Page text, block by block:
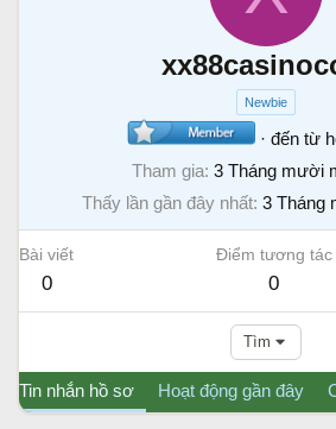
Newbie
· đến từ
Tham gia 3 Tháng mười
Thấy lần gần đây nhất 3 Tháng
Bài viết
0
Điểm tương tác
0
Tìm
Tin nhắn hồ sơ Hoạt động gần đây